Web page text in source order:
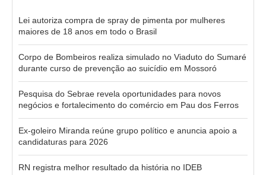
Lei autoriza compra de spray de pimenta por mulheres
maiores de 18 anos em todo o Brasil
Corpo de Bombeiros realiza simulado no Viaduto do Sumaré
durante curso de prevenção ao suicídio em Mossoró
Pesquisa do Sebrae revela oportunidades para novos
negócios e fortalecimento do comércio em Pau dos Ferros
Ex-goleiro Miranda reúne grupo político e anuncia apoio a
candidaturas para 2026
RN registra melhor resultado da história no IDEB